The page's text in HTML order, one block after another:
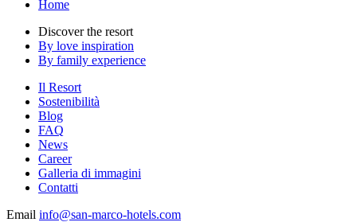
Home
Discover the resort
By love inspiration
By family experience
Il Resort
Sostenibilità
Blog
FAQ
News
Career
Galleria di immagini
Contatti
Email info@san-marco-hotels.com